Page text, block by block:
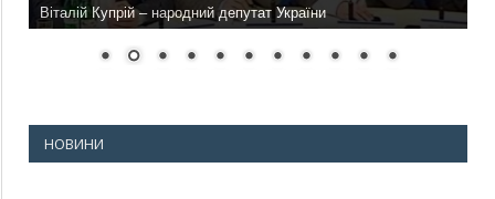
Віталій Купрій – народний депутат України
НОВИНИ